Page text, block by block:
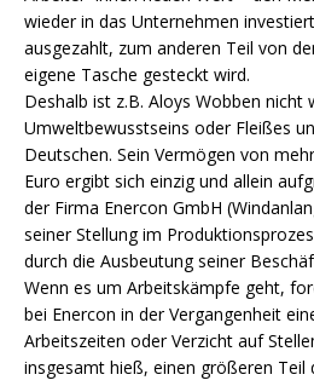
wieder in das Unternehmen
ausgezahlt, zum anderen Teil von
eigene Tasche gesteckt wird.
Deshalb ist z.B. Aloys Wobben nicht
Umweltbewusstseins oder Fleißes
Deutschen. Sein Vermögen von
Euro ergibt sich einzig und allein
der Firma Enercon GmbH
seiner Stellung im
durch die Ausbeutung seiner
Wenn es um Arbeitskämpfe geht,
bei Enercon in der Vergangenheit
Arbeitszeiten oder Verzicht auf
insgesamt hieß, einen größeren Teil